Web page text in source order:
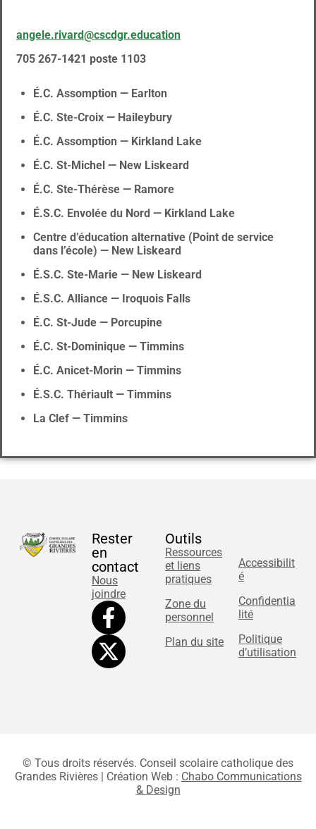
angele.rivard@cscdgr.education
705 267-1421 poste 1103
É.C. Assomption — Earlton
É.C. Ste-Croix — Haileybury
É.C. Assomption — Kirkland Lake
É.C. St-Michel — New Liskeard
É.C. Ste-Thérèse — Ramore
É.S.C. Envolée du Nord — Kirkland Lake
Centre d’éducation alternative (Point de service
dans l’école) — New Liskeard
É.S.C. Ste-Marie — New Liskeard
É.S.C. Alliance — Iroquois Falls
É.C. St-Jude — Porcupine
É.C. St-Dominique — Timmins
É.C. Anicet-Morin — Timmins
É.S.C. Thériault — Timmins
La Clef — Timmins
Rester
en
contact
Nous
joindre
Outils
Ressources
et liens
pratiques
Zone du
personnel
Plan du site
Accessibilit
é
Confidentia
lité
Politique
d’utilisation
© Tous droits réservés. Conseil scolaire catholique des
Grandes Rivières | Création Web : Chabo Communications
& Design